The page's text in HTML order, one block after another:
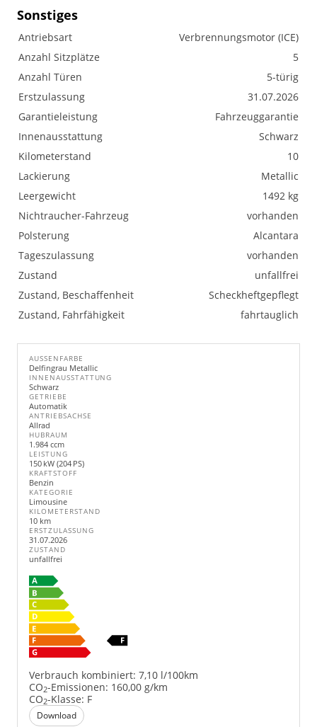
Sonstiges
Antriebsart
Verbrennungsmotor (ICE)
Anzahl Sitzplätze
5
Anzahl Türen
5-türig
Erstzulassung
31.07.2026
Garantieleistung
Fahrzeuggarantie
Innenausstattung
Schwarz
Kilometerstand
10
Lackierung
Metallic
Leergewicht
1492 kg
Nichtraucher-Fahrzeug
vorhanden
Polsterung
Alcantara
Tageszulassung
vorhanden
Zustand
unfallfrei
Zustand, Beschaffenheit
Scheckheftgepflegt
Zustand, Fahrfähigkeit
fahrtauglich
AUSSENFARBE
Delfingrau Metallic
INNENAUSSTATTUNG
Schwarz
GETRIEBE
Automatik
ANTRIEBSACHSE
Allrad
HUBRAUM
1.984 ccm
LEISTUNG
150 kW (204 PS)
KRAFTSTOFF
Benzin
KATEGORIE
Limousine
KILOMETERSTAND
10 km
ERSTZULASSUNG
31.07.2026
ZUSTAND
unfallfrei
Verbrauch kombiniert: 7,10 l/100km
CO2-Emissionen: 160,00 g/km
CO2-Klasse: F
Download